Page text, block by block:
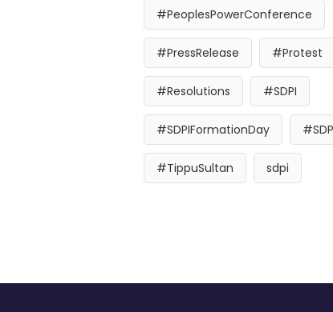
#PeoplesPowerConference
#PressRelease #Protest
#Resolutions #SDPI
#SDPIFormationDay
#TippuSultan sdpi